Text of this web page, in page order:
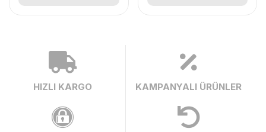
HIZLI KARGO KAMPANYALI ÜRÜNLER